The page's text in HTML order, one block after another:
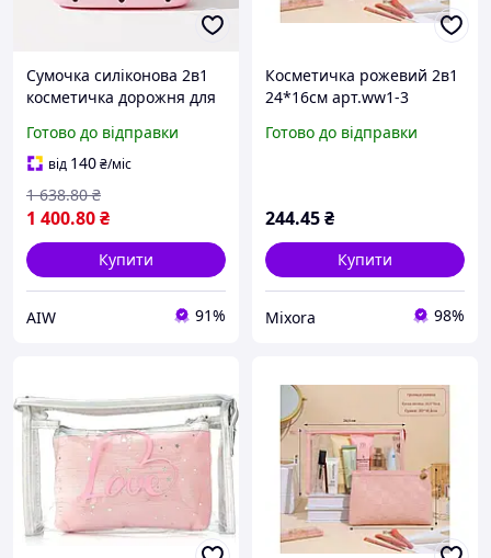
Сумочка силіконова 2в1
косметичка дорожня для
кімнату і душ,
водонепроникна, рожева
Люкс качество!+
Готово до відправки
від 140₴/міс
1 400.80₴
1 638.80 ₴
Купити
AIW 91%
Косметичка рожевий 2в1
24*16см арт.ww1-3
Готово до відправки
244.45₴
Купити
Mixora 98%